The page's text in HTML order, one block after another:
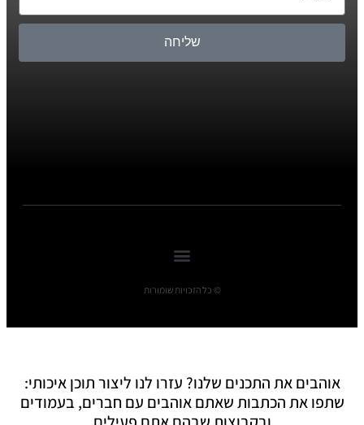
שליחה
© כל הזכויות שומורות
אוהבים את התכנים שלנו? עזרו לנו ליצור תוכן איכותי:
שתפו את הכתבות שאתם אוהבים עם חברים, בעמודים